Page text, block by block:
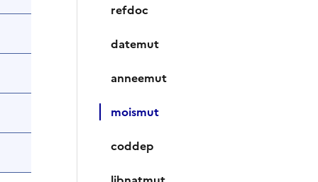
refdoc
datemut
anneemut
moismut
coddep